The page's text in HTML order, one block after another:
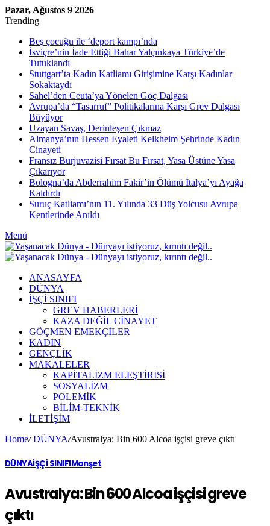
Pazar, Ağustos 9 2026
Trending
Beş çocuğu ile ‘deport kampı’nda
İsviçre’nin İade Ettiği Bahar Yalçınkaya Türkiye’de
Tutuklandı
Stuttgart’ta Kadın Katliamı Girişimine Karşı Kadınlar
Sokaktaydı
Sahel’den Ceuta’ya Yönelen Göç Dalgası
Avrupa’da “Tasarruf” Politikalarına Karşı Grev Dalgası
Büyüyor
Uzayan Savaş, Derinleşen Çıkmaz
Almanya’nın Hessen Eyaleti Kelkheim Şehrinde Kadın
Cinayeti
Fransız Burjuvazisi Fırsat Bu Fırsat, Yasa Üstüne Yasa
Çıkarıyor
Bologna’da Abderrahim Fakir’in Ölümü İtalya’yı Ayağa
Kaldırdı
Suruç Katliamı’nın 11. Yılında 33 Düş Yolcusu Avrupa
Kentlerinde Anıldı
Menü
ANASAYFA
DÜNYA
İŞÇİ SINIFI
GREV HABERLERİ
KAZA DEĞİL CİNAYET
GÖÇMEN EMEKÇİLER
KADIN
GENÇLİK
MAKALELER
KAPİTALİZM ELEŞTİRİSİ
SOSYALİZM
POLEMİK
BİLİM-TEKNİK
ILETIŞIM
Home/DÜNYA/Avustralya: Bin 600 Alcoa işçisi greve çıktı
DÜNYAİŞÇİ SINIFIManşet
Avustralya: Bin 600 Alcoa işçisi greve
çıktı